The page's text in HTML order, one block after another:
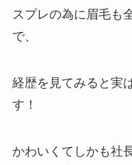
スプレの為に眉毛も
で、
経歴を見てみると実
す！
かわいくてしかも社